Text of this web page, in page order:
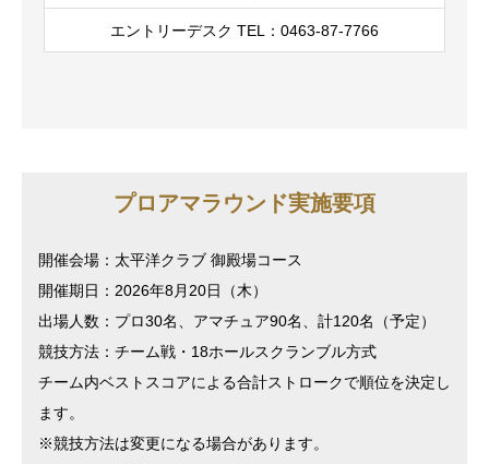
エントリーデスク TEL：0463-87-7766
プロアマラウンド実施要項
開催会場：太平洋クラブ 御殿場コース
開催期日：2026年8月20日（木）
出場人数：プロ30名、アマチュア90名、計120名（予定）
競技方法：チーム戦・18ホールスクランブル方式
チーム内ベストスコアによる合計ストロークで順位を決定し
ます。
※競技方法は変更になる場合があります。